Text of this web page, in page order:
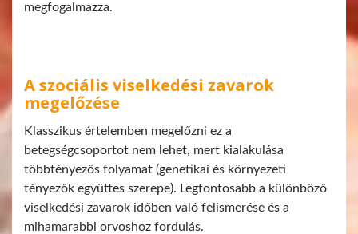
megfogalmazza.
A szociális viselkedési zavarok
megelőzése
Klasszikus értelemben megelőzni ez a
betegségcsoportot nem lehet, mert kialakulása
többtényezős folyamat (genetikai és környezeti
tényezők együttes szerepe). Legfontosabb a különböző
viselkedési zavarok időben való felismerése és a
mihamarabbi orvoshoz fordulás.